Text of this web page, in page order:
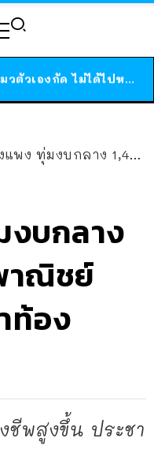
ได้เวลาเด็กหนวดรวมตัว RF Online Next เปิดให้เล่นแล้ว เกม Sci-Fi MMORPG ระดับตำนาน เล่นได้ทั้งมือถือและ PC
ลาง 1,480 ล้าน ให้พาณิชย์ขายของถูกกว่าท้องตลาด
บกลาง
าณิชย์
ท้อง
ชีพสูงขึ้น ประชา